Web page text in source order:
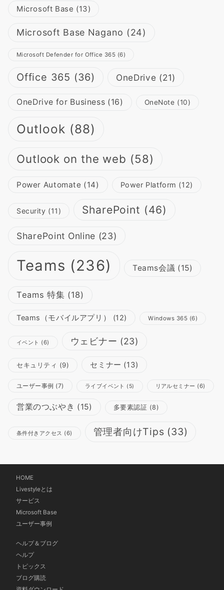
Microsoft Base (13)
Microsoft Base Nagano (24)
Microsoft Defender for Office 365 (6)
Office 365 (36) OneDrive (21)
OneDrive for Business (16) OneNote (10)
Outlook (88)
Outlook on the web (58)
Power Automate (14) Power Platform (12)
Security (11) SharePoint (46)
SharePoint Online (23)
Teams (236) Teams会議 (15)
Teams 特集 (18)
Teams（モバイルアプリ） (12) Windows 365 (6)
イベント (6) ウェビナー (23)
セキュリティ (9) セミナー (13)
ユーザー事例 (7) ライブイベント (5) リアルセミナー (6)
営業のつぶやき (15) 多要素認証 (8)
条件付きアクセス (6) 管理者向けTips (33)
HOME
Livestyleとは
サービス
Microsoft Base
ユーザー事例
ヘルプ＆ブログ
ヘルプ
トピックス
ブログ購読